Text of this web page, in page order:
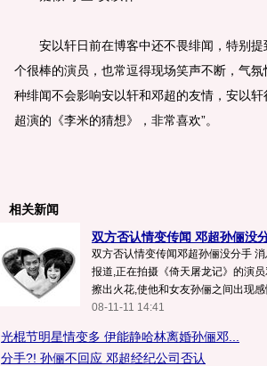
安以轩日前在博客中还不畏绯闻，特别提
个很棒的演员，也常逗得现场笑声不断，气
种绯闻不会影响安以轩和邓超的友情，安以
超演的《李米的猜想》，非常喜欢”。
相关新闻
双方否认情变传闻 邓超孙俪没
双方否认情变传闻邓超孙俪没分手
报道,正在拍摄《倚天屠龙记》的演
擦出火花,使他和女友孙俪之间出现
08-11-11 14:41
光棍节明星情变多 伊能静哈林离婚孙俪邓...
分手?! 孙俪不回应 邓超经纪公司否认